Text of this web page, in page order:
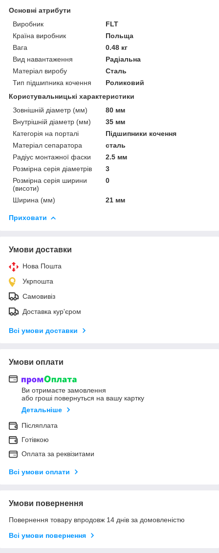
Основні атрибути
Виробник
FLT
Країна виробник
Польща
Вага
0.48 кг
Вид навантаження
Радіальна
Матеріал виробу
Сталь
Тип підшипника кочення
Роликовий
Користувальницькі характеристики
Зовнішній діаметр (мм)
80 мм
Внутрішній діаметр (мм)
35 мм
Категорія на порталі
Підшипники кочення
Матеріал сепаратора
сталь
Радіус монтажної фаски
2.5 мм
Розмірна серія діаметрів
3
Розмірна серія ширини
(висоти)
0
Ширина (мм) 21 мм
Приховати
Умови доставки
Нова Пошта
Укрпошта
Самовивіз
Доставка кур'єром
Всі умови доставки
Умови оплати
Ви отримаєте замовлення
або гроші повернуться на вашу картку
Детальніше
Післяплата
Готівкою
Оплата за реквізитами
Всі умови оплати
Умови повернення
Повернення товару впродовж 14 днів за домовленістю
Всі умови повернення